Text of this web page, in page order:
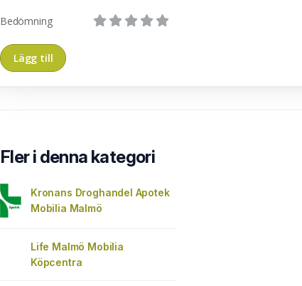
Bedömning
Fler i denna kategori
Kronans Droghandel Apotek
Mobilia Malmö
Life Malmö Mobilia
Köpcentra